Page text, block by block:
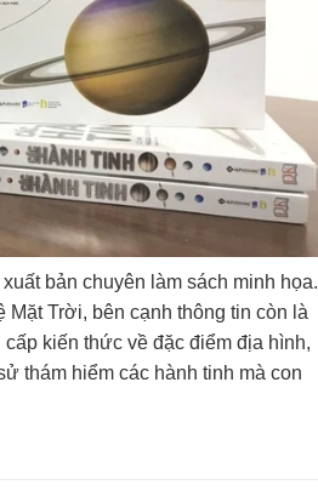
bản chuyên làm sách minh họa.
Mặt Trời, bên cạnh thông tin còn là
kiến thức về đặc điểm địa hình,
thám hiểm các hành tinh mà con